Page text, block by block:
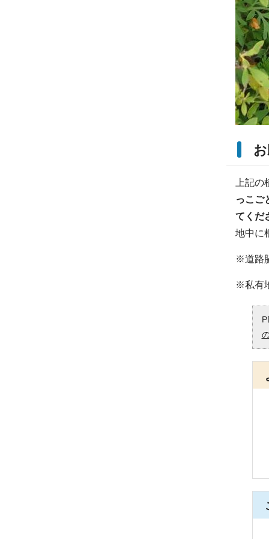
上記
っこご
てくだ
地中に
※道路
※私有